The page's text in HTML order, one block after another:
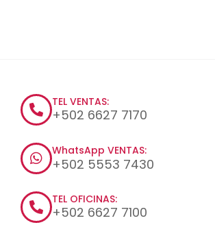
TEL VENTAS:
+502 6627 7170
WhatsApp VENTAS:
+502 5553 7430
TEL OFICINAS:
+502 6627 7100